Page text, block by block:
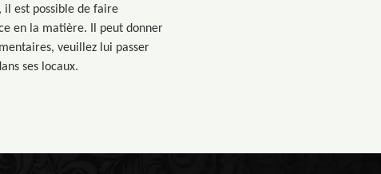
il est possible de faire
en la matière. Il peut donner
veuillez lui passer
ses locaux.